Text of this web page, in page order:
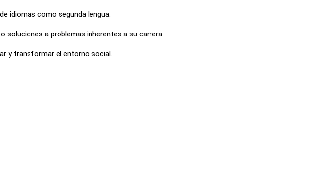
idiomas como segunda lengua.
soluciones a problemas inherentes a su carrera.
y transformar el entorno social.